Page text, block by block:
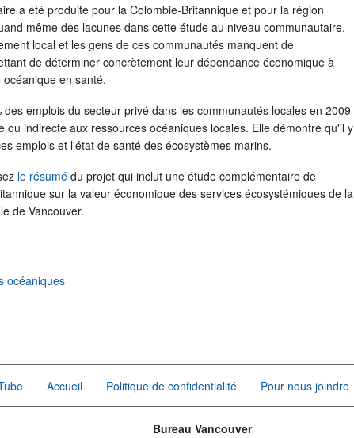
a été produite pour la Colombie-Britannique et pour la région
même des lacunes dans cette étude au niveau communautaire.
local et les gens de ces communautés manquent de
de déterminer concrètement leur dépendance économique à
en santé.
emplois du secteur privé dans les communautés locales en 2009
ou indirecte aux ressources océaniques locales. Elle démontre qu'il y
emplois et l'état de santé des écosystèmes marins.
le résumé du projet qui inclut une étude complémentaire de
sur la valeur économique des services écosystémiques de la
de Vancouver.
océaniques
Accueil Politique de confidentialité Pour nous joindre
Bureau Vancouver